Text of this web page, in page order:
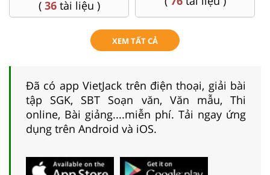
( 36tài liệu )
XEM TẤT CẢ
Đã có app VietJack trên điện thoại, giải bài
tập SGK, SBT Soạn văn, Văn mẫu, Thi
online, Bài giảng....miễn phí. Tải ngay ứng
dụng trên Android và iOS.